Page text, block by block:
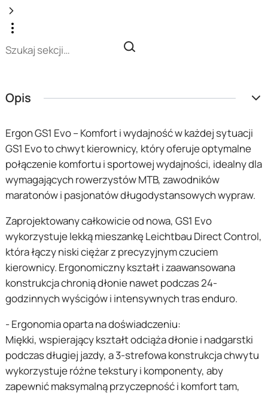
Opis
Ergon GS1 Evo – Komfort i wydajność w każdej sytuacji
GS1 Evo to chwyt kierownicy, który oferuje optymalne
połączenie komfortu i sportowej wydajności, idealny dla
wymagających rowerzystów MTB, zawodników
maratonów i pasjonatów długodystansowych wypraw.
Zaprojektowany całkowicie od nowa, GS1 Evo
wykorzystuje lekką mieszankę Leichtbau Direct Control,
która łączy niski ciężar z precyzyjnym czuciem
kierownicy. Ergonomiczny kształt i zaawansowana
konstrukcja chronią dłonie nawet podczas 24-
godzinnych wyścigów i intensywnych tras enduro.
- Ergonomia oparta na doświadczeniu:
Miękki, wspierający kształt odciąża dłonie i nadgarstki
podczas długiej jazdy, a 3-strefowa konstrukcja chwytu
wykorzystuje różne tekstury i komponenty, aby
zapewnić maksymalną przyczepność i komfort tam,